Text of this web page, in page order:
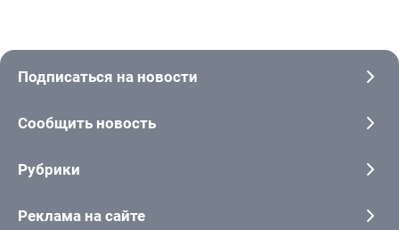
Подписаться на новости
Сообщить новость
Рубрики
Реклама на сайте